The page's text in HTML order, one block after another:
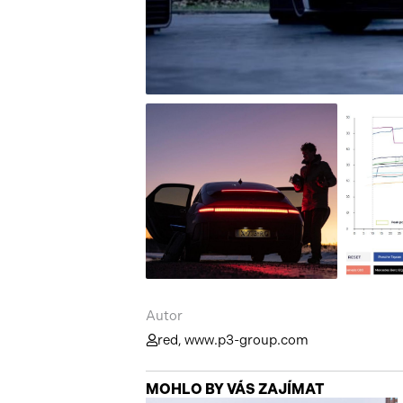
Autor
red, www.p3-group.com
MOHLO BY VÁS ZAJÍMAT